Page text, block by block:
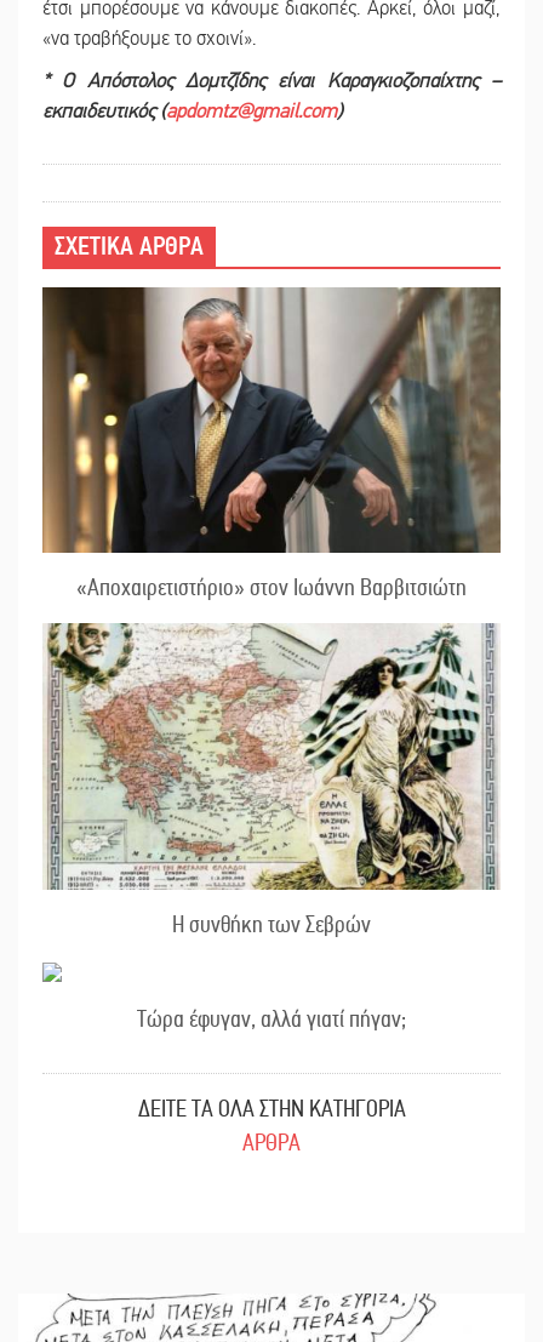
έτσι μπορέσουμε να κάνουμε διακοπές. Αρκεί, όλοι μαζί,
«να τραβήξουμε το σχοινί».
* Ο Απόστολος Δομτζίδης είναι Καραγκιοζοπαίχτης –
εκπαιδευτικός (apdomtz@gmail.com)
ΣΧΕΤΙΚΑ ΑΡΘΡΑ
«Αποχαιρετιστήριο» στον Ιωάννη Βαρβιτσιώτη
Η συνθήκη των Σεβρών
Τώρα έφυγαν, αλλά γιατί πήγαν;
ΔΕΙΤΕ ΤΑ ΟΛΑ ΣΤΗΝ ΚΑΤΗΓΟΡΙΑ
ΑΡΘΡΑ